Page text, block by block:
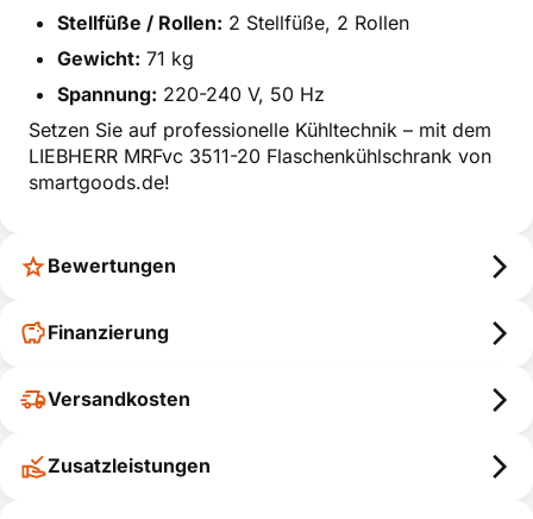
Stellfüße / Rollen: 2 Stellfüße, 2 Rollen
Gewicht: 71 kg
Spannung: 220-240 V, 50 Hz
Setzen Sie auf professionelle Kühltechnik – mit dem
LIEBHERR MRFvc 3511-20 Flaschenkühlschrank von
smartgoods.de!
Bewertungen
Finanzierung
Versandkosten
Zusatzleistungen